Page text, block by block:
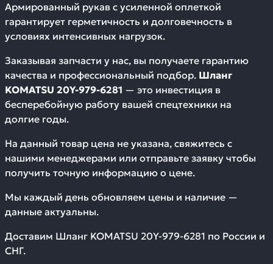
Армированный рукав с усиленной оплеткой
гарантирует герметичность и долговечность в
условиях интенсивных нагрузок.
Заказывая запчасти у нас, вы получаете гарантию
качества и профессиональный подбор. Шланг
KOMATSU 20Y-979-6281 — это инвестиция в
бесперебойную работу вашей спецтехники на
долгие годы.
На данный товар цена не указана, свяжитесь с
нашими менеджерами или отправьте заявку чтобы
получить точную информацию о цене.
Мы каждый день обновляем цены и наличие —
данные актуальны.
Доставим Шланг KOMATSU 20Y-979-6281 по России и
СНГ.